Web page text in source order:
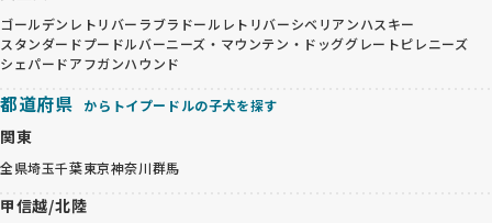
ゴールデンレトリバー ラブラドールレトリバーシベリアンハスキー
スタンダードプードルバーニーズ・マウンテン・ドッググレートピレニーズ
シェパードアフガンハウンド
都道府県 からトイプードルの子犬を探す
関東
全県埼玉千葉東京神奈川群馬
甲信越/北陸